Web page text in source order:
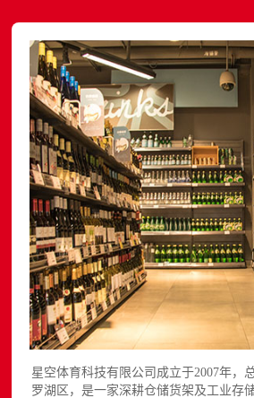
星空体育科技有限公司成立于2007年，
罗湖区，是一家深耕仓储货架及工业存